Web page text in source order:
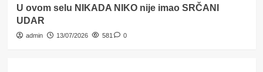
U ovom selu NIKADA NIKO nije imao SRČANI
UDAR
admin 13/07/2026 581 0